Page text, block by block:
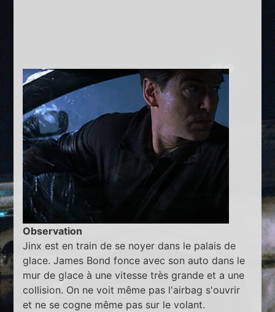
Observation
Jinx est en train de se noyer dans le palais de
glace. James Bond fonce avec son auto dans le
mur de glace à une vitesse très grande et a une
collision. On ne voit même pas l'airbag s'ouvrir
et ne se cogne même pas sur le volant.